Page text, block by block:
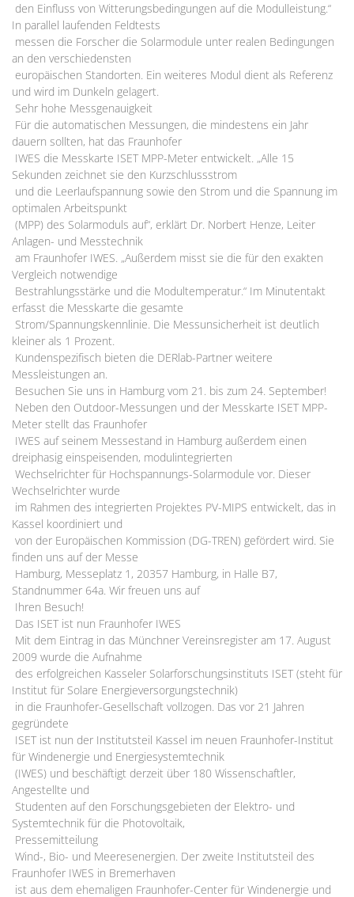
den Einfluss von Witterungsbedingungen auf die Modulleistung.“
In parallel laufenden Feldtests
messen die Forscher die Solarmodule unter realen Bedingungen
an den verschiedensten
europäischen Standorten. Ein weiteres Modul dient als Referenz
und wird im Dunkeln gelagert.
Sehr hohe Messgenauigkeit
Für die automatischen Messungen, die mindestens ein Jahr
dauern sollten, hat das Fraunhofer
IWES die Messkarte ISET MPP-Meter entwickelt. „Alle 15
Sekunden zeichnet sie den Kurzschlussstrom
und die Leerlaufspannung sowie den Strom und die Spannung im
optimalen Arbeitspunkt
(MPP) des Solarmoduls auf“, erklärt Dr. Norbert Henze, Leiter
Anlagen- und Messtechnik
am Fraunhofer IWES. „Außerdem misst sie die für den exakten
Vergleich notwendige
Bestrahlungsstärke und die Modultemperatur.“ Im Minutentakt
erfasst die Messkarte die gesamte
Strom/Spannungskennlinie. Die Messunsicherheit ist deutlich
kleiner als 1 Prozent.
Kundenspezifisch bieten die DERlab-Partner weitere
Messleistungen an.
Besuchen Sie uns in Hamburg vom 21. bis zum 24. September!
Neben den Outdoor-Messungen und der Messkarte ISET MPP-
Meter stellt das Fraunhofer
IWES auf seinem Messestand in Hamburg außerdem einen
dreiphasig einspeisenden, modulintegrierten
Wechselrichter für Hochspannungs-Solarmodule vor. Dieser
Wechselrichter wurde
im Rahmen des integrierten Projektes PV-MIPS entwickelt, das in
Kassel koordiniert und
von der Europäischen Kommission (DG-TREN) gefördert wird. Sie
finden uns auf der Messe
Hamburg, Messeplatz 1, 20357 Hamburg, in Halle B7,
Standnummer 64a. Wir freuen uns auf
Ihren Besuch!
Das ISET ist nun Fraunhofer IWES
Mit dem Eintrag in das Münchner Vereinsregister am 17. August
2009 wurde die Aufnahme
des erfolgreichen Kasseler Solarforschungsinstituts ISET (steht für
Institut für Solare Energieversorgungstechnik)
in die Fraunhofer-Gesellschaft vollzogen. Das vor 21 Jahren
gegründete
ISET ist nun der Institutsteil Kassel im neuen Fraunhofer-Institut
für Windenergie und Energiesystemtechnik
(IWES) und beschäftigt derzeit über 180 Wissenschaftler,
Angestellte und
Studenten auf den Forschungsgebieten der Elektro- und
Systemtechnik für die Photovoltaik,
Pressemitteilung
Wind-, Bio- und Meeresenergien. Der zweite Institutsteil des
Fraunhofer IWES in Bremerhaven
ist aus dem ehemaligen Fraunhofer-Center für Windenergie und